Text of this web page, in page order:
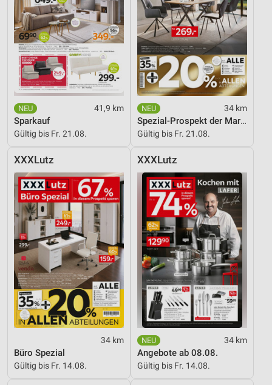
41,9 km
Sparkauf
Gültig bis Fr. 21.08.
34 km
Spezial-Prospekt der Marken
Gültig bis Fr. 21.08.
XXXLutz
34 km
Büro Spezial
Gültig bis Fr. 14.08.
XXXLutz
34 km
Angebote ab 08.08.
Gültig bis Fr. 14.08.
Entwicklung und Verbesserung der Angebote
Verwendung reduzierter Daten zur Auswahl von
Inhalten
IAB-Besonderheiten:
Verwendung genauer Standortdaten
Geräte anhand von aktiv angeforderten
Informationen identifizieren
Notwendig
Performance
Funktional
Werbung